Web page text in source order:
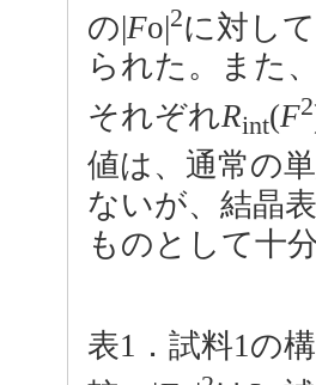
の|Fo|2に対し
られた。また
それぞれRint(F2
値は、通常の
ないが、結晶
ものとして十
表1．試料1の